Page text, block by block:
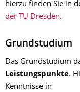
hierzu finden Sie in
der TU Dresden.
Grundstudium
Das Grundstudium
Leistungspunkte.
Kenntnisse in